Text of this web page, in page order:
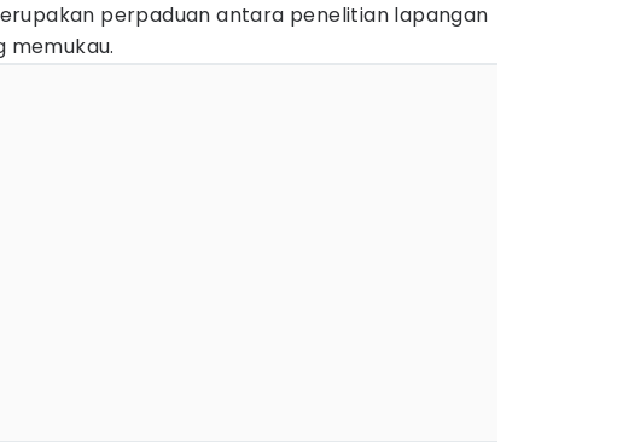
perpaduan antara penelitian lapangan
memukau.